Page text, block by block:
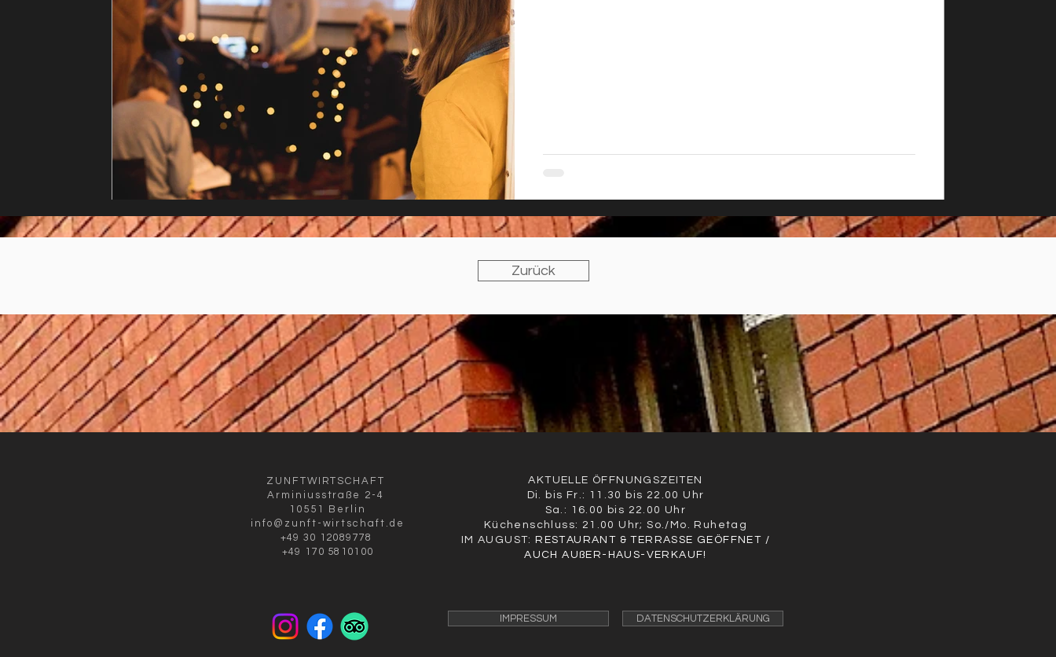
Zurück
ZUNFTWIRTSCHAFT
Arminiusstraße 2-4
10551 Berlin
info@zunft-wirtschaft.de
+49 30 12089778
+49 170 5810100
AKTUELLE ÖFFNUNGSZEITEN
Di. bis Fr.: 11.30 bis 22.00 Uhr
Sa.: 16.00 bis 22.00 Uhr
Küchenschluss: 21.00 Uhr; So./Mo. Ruhetag
IM AUGUST:
RESTAURANT & TERRASSE GEÖFFNET /
AUCH AUßER-HAUS-VERKAUF!
IMPRESSUM DATENSCHUTZERKLÄRUNG